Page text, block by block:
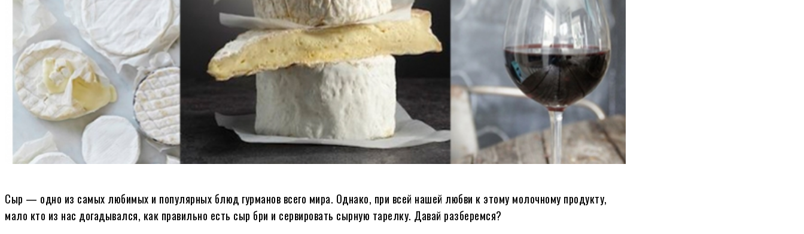
Сыр — одно из самых любимых и популярных блюд гурманов всего мира. Однако, при всей нашей любви к этому молочному продукту,
мало кто из нас догадывался, как правильно есть сыр бри и сервировать сырную тарелку. Давай разберемся?